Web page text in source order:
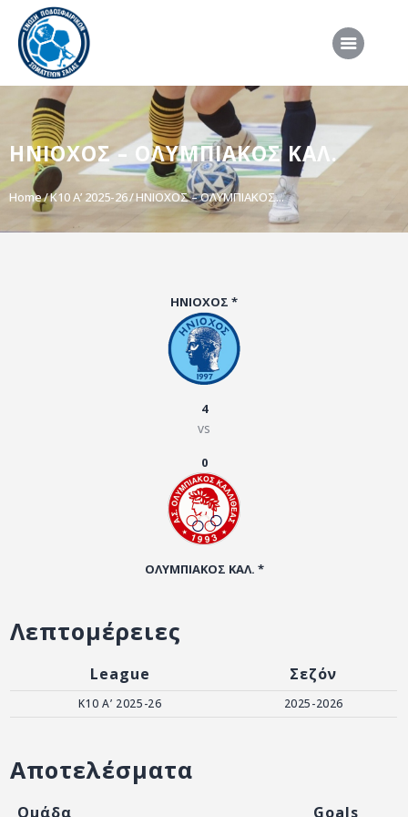
ΗΝΙΟΧΟΣ – ΟΛΥΜΠΙΑΚΟΣ ΚΑΛ.
Home Κ10 Α’ 2025-26 ΗΝΙΟΧΟΣ – ΟΛΥΜΠΙΑΚΟΣ...
ΑΡΧΙΚΗ
ΕΠΣΣ
ΔΙΟΡΓΑΝΩΣΕΙΣ
ΠΡΟΕΘΝΙΚΕΣ ΟΜΑΔΕΣ
ΣΥΝΕΝΤΕΥΞΕΙΣ
ΗΝΙΟΧΟΣ *
4
vs
0
ΟΛΥΜΠΙΑΚΟΣ ΚΑΛ. *
Λεπτομέρειες
League Σεζόν
Κ10 Α’ 2025-26 2025-2026
Αποτελέσματα
Ομάδα Goals